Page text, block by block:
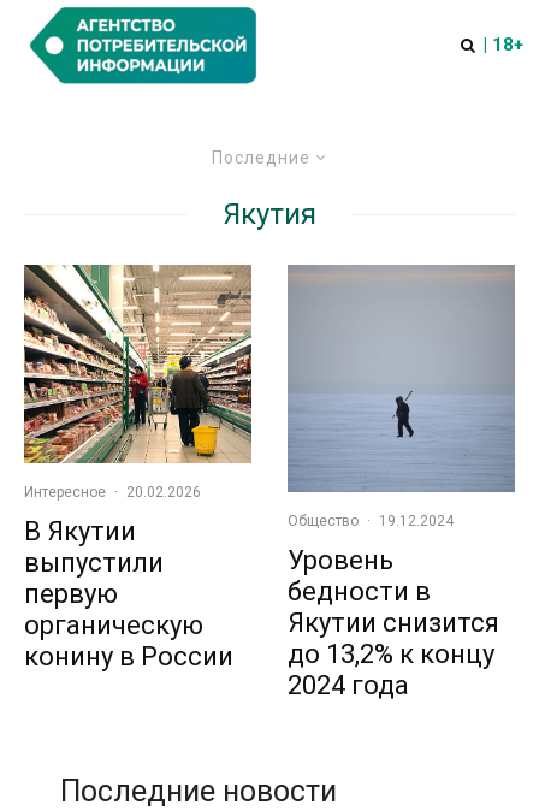
| 18+
Последние
Якутия
Интересное · 20.02.2026
В Якутии
выпустили
первую
органическую
конину в России
Общество · 19.12.2024
Уровень
бедности в
Якутии снизится
до 13,2% к концу
2024 года
Последние новости